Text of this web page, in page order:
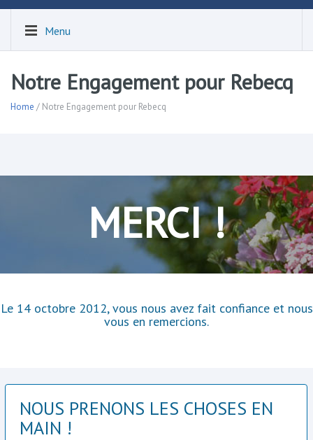
Menu
Notre Engagement pour Rebecq
Home / Notre Engagement pour Rebecq
MERCI !
Le 14 octobre 2012, vous nous avez fait confiance et nous
vous en remercions.
NOUS PRENONS LES CHOSES EN
MAIN !